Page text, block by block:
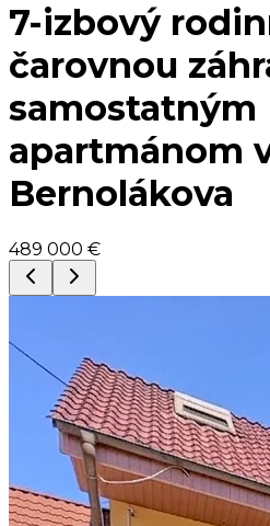
7-izbový
čarovnou
samostatným
apartmánom
Bernolákova
489 000 €